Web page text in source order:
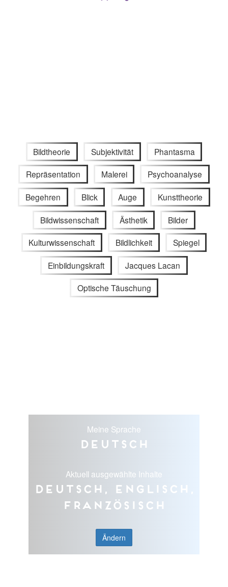
Bildtheorie Subjektivität Phantasma
Repräsentation Malerei Psychoanalyse
Begehren Blick Auge Kunsttheorie
Bildwissenschaft Ästhetik Bilder
Kulturwissenschaft Bildlichkeit Spiegel
Einbildungskraft Jacques Lacan
Optische Täuschung
Meine Sprache
Deutsch
Aktuell ausgewählte Inhalte
Deutsch, Englisch,
Französisch
Ändern